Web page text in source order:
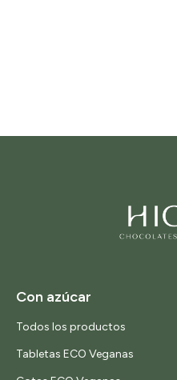
Con azúcar
Todos los productos
Tabletas ECO Veganas